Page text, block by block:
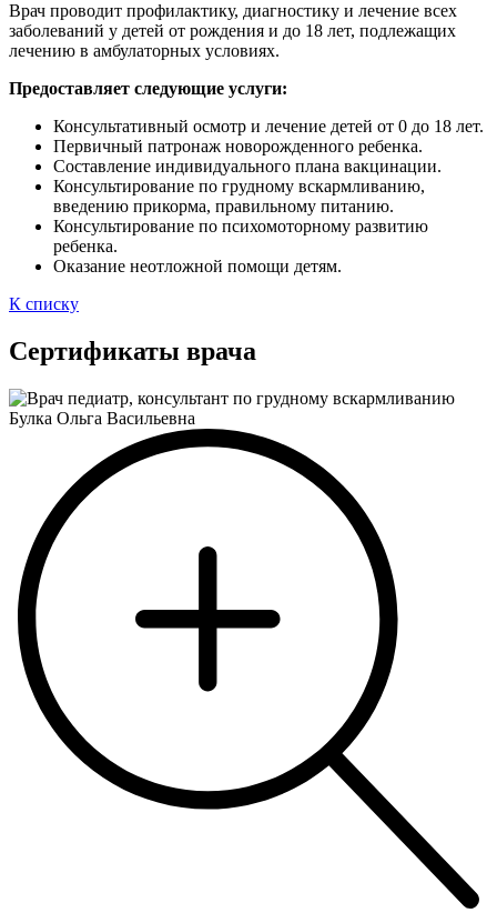
Врач проводит профилактику, диагностику и лечение всех
заболеваний у детей от рождения и до 18 лет, подлежащих
лечению в амбулаторных условиях.
Предоставляет следующие услуги:
Консультативный осмотр и лечение детей от 0 до 18 лет.
Первичный патронаж новорожденного ребенка.
Составление индивидуального плана вакцинации.
Консультирование по грудному вскармливанию,
введению прикорма, правильному питанию.
Консультирование по психомоторному развитию
ребенка.
Оказание неотложной помощи детям.
К списку
Сертификаты врача